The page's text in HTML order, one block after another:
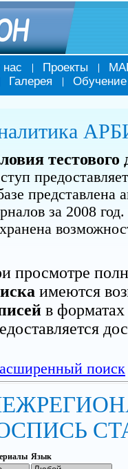
Проекты
Галерея Обучение
тестового
представлена
за 2008 год.
просмотре
имеются
в
поиск
Язык